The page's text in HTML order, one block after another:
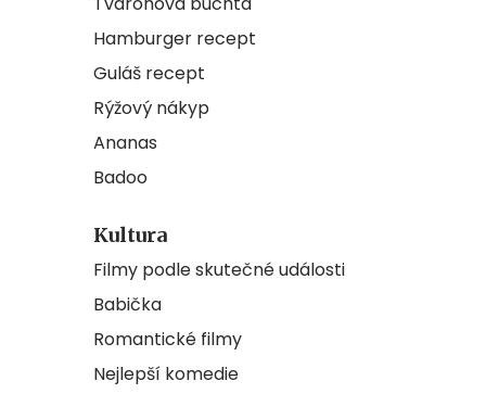
Hamburger recept
Guláš recept
Rýžový nákyp
Ananas
Badoo
Kultura
Filmy podle skutečné události
Babička
Romantické filmy
Nejlepší komedie